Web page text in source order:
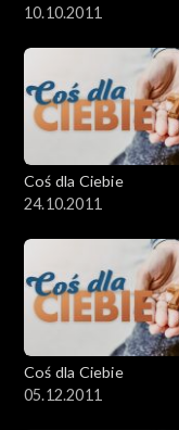
10.10.2011
Coś dla Ciebie
24.10.2011
Coś dla Ciebie
05.12.2011